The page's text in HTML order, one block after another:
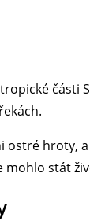
části
ostré hroty,
mohlo stát